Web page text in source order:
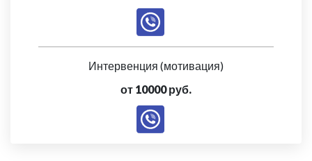
Интервенция (мотивация)
от 10000 руб.